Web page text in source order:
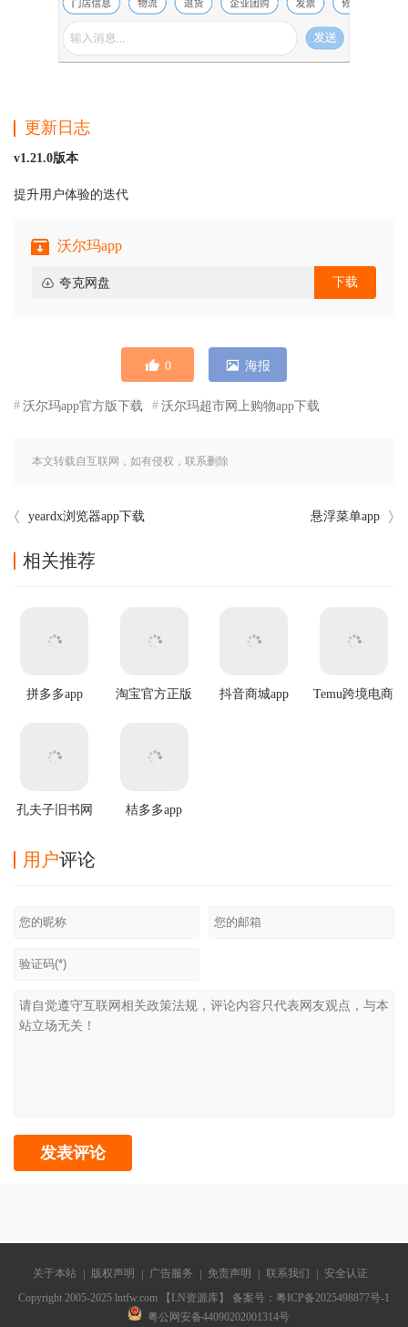
更新日志
v1.21.0版本
提升用户体验的迭代
沃尔玛app
夸克网盘 下载
0 海报
沃尔玛app官方版下载 沃尔玛超市网上购物app下载
本文转载自互联网，如有侵权，联系删除
yeardx浏览器app下载 悬浮菜单app
相关推荐
拼多多app 淘宝官方正版 抖音商城app
Temu跨境电商
孔夫子旧书网
桔多多app
用户评论
关于本站 版权声明 广告服务 免责声明 联系我们
安全认证
Copyright 2005-2025 lntfw.com 【LN资源库】 备案号： 粤ICP备2025498877号-1
粤公网安备44090202001314号